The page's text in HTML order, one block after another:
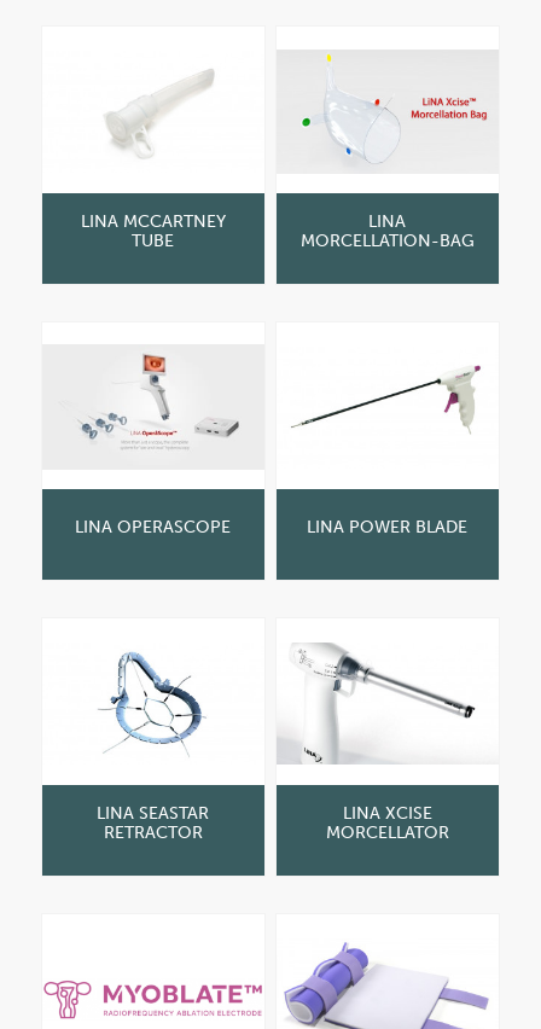
LINA MCCARTNEY
TUBE
LINA
MORCELLATION-BAG
LINA OPERASCOPE LINA POWER BLADE
LINA SEASTAR
RETRACTOR
LINA XCISE
MORCELLATOR